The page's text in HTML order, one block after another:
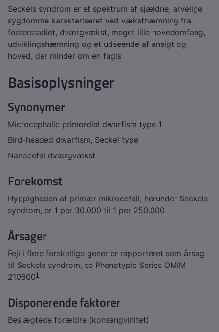
Seckels syndrom er et spektrum af sjældne, arvelige
sygdomme karakteriseret ved væksthæmning fra
fosterstadiet, dværgvækst, meget lille hovedomfang,
udviklingshæmning og et udseende af ansigt og
hoved, der minder om en fugls
Basisoplysninger
Synonymer
Microcephalic primordial dwarfism type 1
Bird-headed dwarfism, Seckel type
Nanocefal dværgvækst
Forekomst
Hyppigheden af primær mikrocefali, herunder Seckels
syndrom, er 1 per 30.000 til 1 per 250.000
Årsager
Fejl i flere forskellige gener er rapporteret som årsag
til Seckels syndrom, se Phenotypic Series OMIM
2106001
Disponerende faktorer
Beslægtede forældre (konsangvinitet)